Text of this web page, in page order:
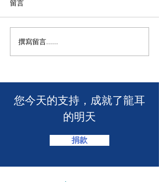
香港警務處 | 網上申請992
緊急短訊求助服務
留言
撰寫留言......
​您今天的支持，成就了龍耳
的明天
捐款